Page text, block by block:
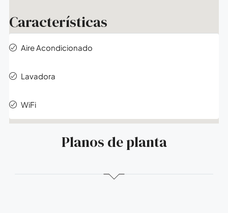
Características
Aire Acondicionado
Lavadora
WiFi
Planos de planta